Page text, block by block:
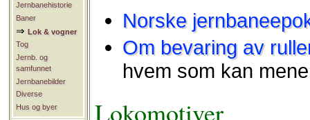
Jernbanehistorie
Baner
⇒Lok & vogner
Tog
Jernb. og
samfunnet
Jernbanebilder
Diverse
Hus og byer
Norske
Om bevaring av
hvem som kan
Lokomotiver